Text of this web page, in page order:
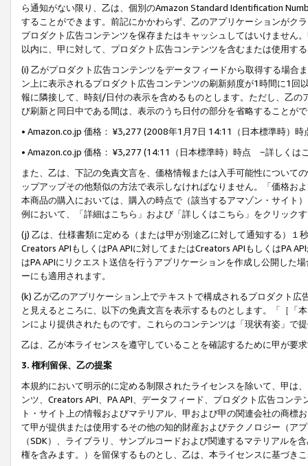
ら通知がない限り、乙は、個別のAmazon Standard Identification
することができます。前記にかかわらず、乙のアプリケーションがク
プロダクト広告コンテンツを保存またはキャッシュしてはいけません
以内に、甲に対して、プロダクト広告コンテンツを含むまたは使用す
(i) 乙がプロダクト広告コンテンツをデータフィードから取得する場合
ン上に表示されるプロダクト広告コンテンツの刷新頻度が1時間に1
報に隣接して、時刻/日付の表示を含めるものとします。ただし、乙
び刷新と同日中である間は、表示のうち日付の部分を省略することが
• Amazon.co.jp 価格： ¥3,277 (2008年1月7日 14:11（日本標準時）
• Amazon.co.jp 価格： ¥3,277 (14:11（日本標準時）時点 −詳しくは
また、乙は、下記の免責文言を、価格情報または入手可能性について
ップアップその他類似の方法で表示しなければなりません。「価格
本商品の購入においては、購入の時点で（該当するアマゾン・サイト
例において、「詳細はこちら」および「詳しくはこちら」をクリック
(j) 乙は、仕様書類に定める（または甲が別途乙に対して通知する）
Creators APIもしくはPA APIに対してまたはCreators APIもしくはPA
はPA APIにリクエスト送信を行うアプリケーションを作成し公開した
ーにも適用されます。
(k) 乙が乙のアプリケーション上でテキストで構成されるプロダクト
と見えるところに、以下の免責文言を表示するものとします。「［「
ンにより提供されたものです。これらのコンテンツは「現状有姿」で
乙は、乙が本ライセンスを遵守していることを確認するために甲が要
3. 権利留保、乙の提案
本規約において明示的に定める制限されたライセンスを除いて、甲は
ンツ、Creators API、PA API、データフィード、プロダクト広告コン
ト・サイト上の情報およびマテリアル、甲および甲の関連会社の商
て甲が提供または使用するその他の知的財産およびテクノロジー（ア
（SDK）、ライブラリ、サンプルコードおよび関連するマテリアル
権を含みます。）を留保するものとし、乙は、本ライセンスに基づき